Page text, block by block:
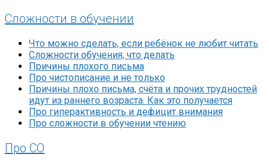
Сложности в обучении
Что можно сделать, если ребёнок не любит читать
Сложности обучения, что делать
Причины плохого письма
Про чистописание и не только
Причины плохо письма, счёта и прочих трудностей
идут из раннего возраста. Как это получается
Про гиперактивность и дефицит внимания
Про сложности в обучении чтению
Про СО